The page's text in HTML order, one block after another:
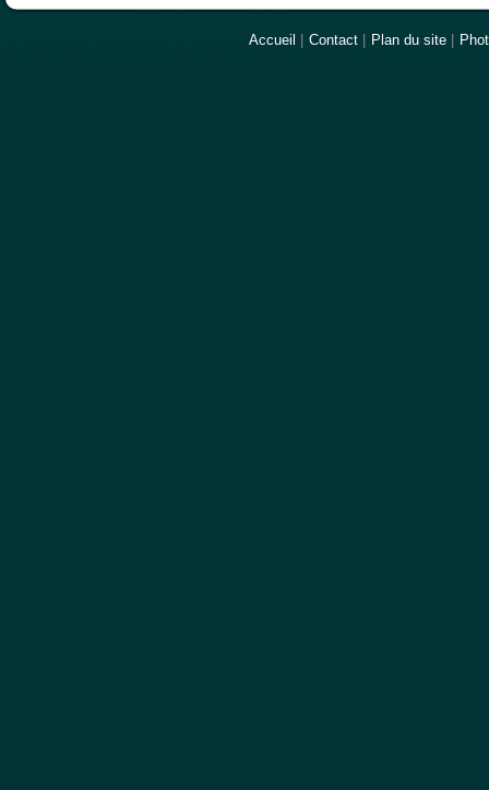
Accueil Contact Plan du site